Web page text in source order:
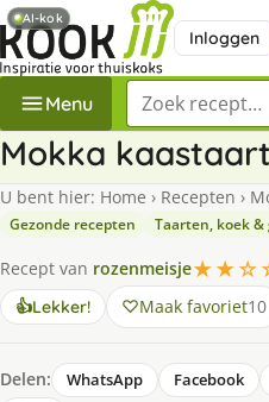
Inloggen
Menu Zoek een recept
Mokka kaastaart
U bent hier: Home › Recepten ›
Gezonde recepten Taarten, koek &
Recept van rozenmeisje
👍Lekker! Maak favoriet10
Delen: WhatsApp Facebook
AI-kok